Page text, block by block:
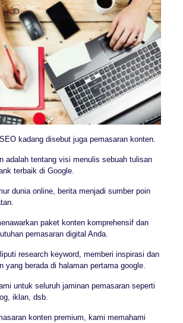
kadang disebut juga pemasaran konten.
adalah tentang visi menulis sebuah tulisan
terbaik di Google.
dunia online, berita menjadi sumber poin
paket konten komprehensif dan
pemasaran digital Anda.
research keyword, memberi inspirasi dan
yang berada di halaman pertama google.
untuk seluruh jaminan pemasaran seperti
iklan, dsb.
konten premium, kami memahami